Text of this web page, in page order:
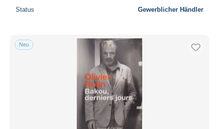
Status Gewerblicher Händler
Neu